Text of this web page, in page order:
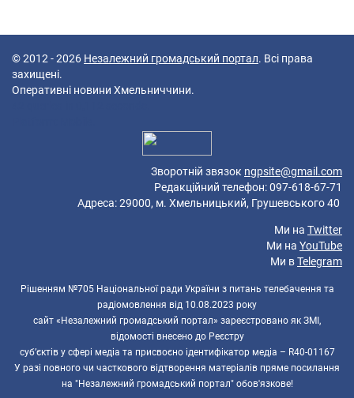
© 2012 - 2026 Незалежний громадський портал. Всі права
захищені.
Оперативні новини Хмельниччини.
Зворотній звязок ngpsite@gmail.com
Редакційний телефон: 097-618-67-71
Адреса: 29000, м. Хмельницький, Грушевського 40
Ми на Twitter
Ми на YouTube
Ми вTelegram
Рішенням №705 Національної ради України з питань телебачення та
радіомовлення від 10.08.2023 року
сайт «Незалежний громадський портал» зареєстровано як ЗМІ,
відомості внесено до Реєстру
суб’єктів у сфері медіа та присвоєно ідентифікатор медіа – R40-01167
У разі повного чи часткового відтворення матеріалів пряме посилання
на "Незалежний громадський портал" обов'язкове!